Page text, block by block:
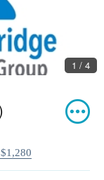
1 / 4